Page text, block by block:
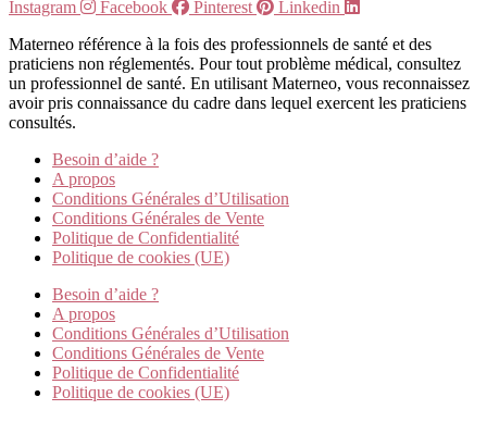
Instagram
Facebook Pinterest
Linkedin
Materneo référence à la fois des professionnels de santé et des
praticiens non réglementés. Pour tout problème médical, consultez
un professionnel de santé. En utilisant Materneo, vous reconnaissez
avoir pris connaissance du cadre dans lequel exercent les praticiens
consultés.
Besoin d’aide ?
A propos
Conditions Générales d’Utilisation
Conditions Générales de Vente
Politique de Confidentialité
Politique de cookies (UE)
Besoin d’aide ?
A propos
Conditions Générales d’Utilisation
Conditions Générales de Vente
Politique de Confidentialité
Politique de cookies (UE)